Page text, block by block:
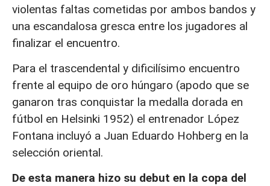
violentas faltas cometidas por ambos bandos y
una escandalosa gresca entre los jugadores al
finalizar el encuentro.
Para el trascendental y dificilísimo encuentro
frente al equipo de oro húngaro (apodo que se
ganaron tras conquistar la medalla dorada en
fútbol en Helsinki 1952) el entrenador López
Fontana incluyó a Juan Eduardo Hohberg en la
selección oriental.
De esta manera hizo su debut en la copa del